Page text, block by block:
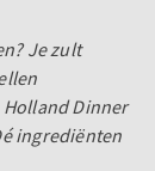
Je zult
Holland Dinner
ingrediënten